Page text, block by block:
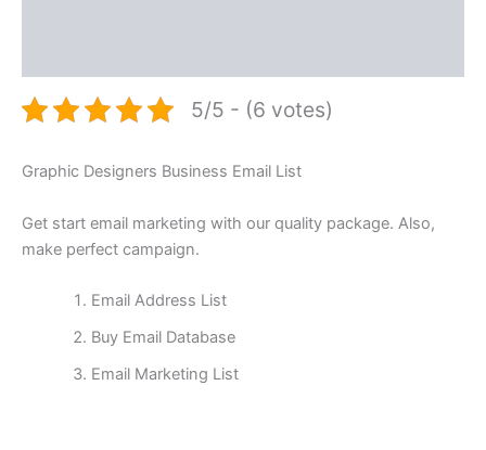
5/5 - (6 votes)
Graphic Designers Business Email List
Get start email marketing with our quality package. Also,
make perfect campaign.
Email Address List
Buy Email Database
Email Marketing List